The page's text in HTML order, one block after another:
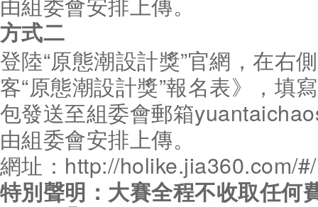
方式二
登陸“原態潮設計獎”官網，在右
客“原態潮設計獎”報名表》，填
包發送至組委會郵箱
由組委會安排上傳。
網址：http://holike.jia360.com/
特別聲明：大賽全程不收取任何